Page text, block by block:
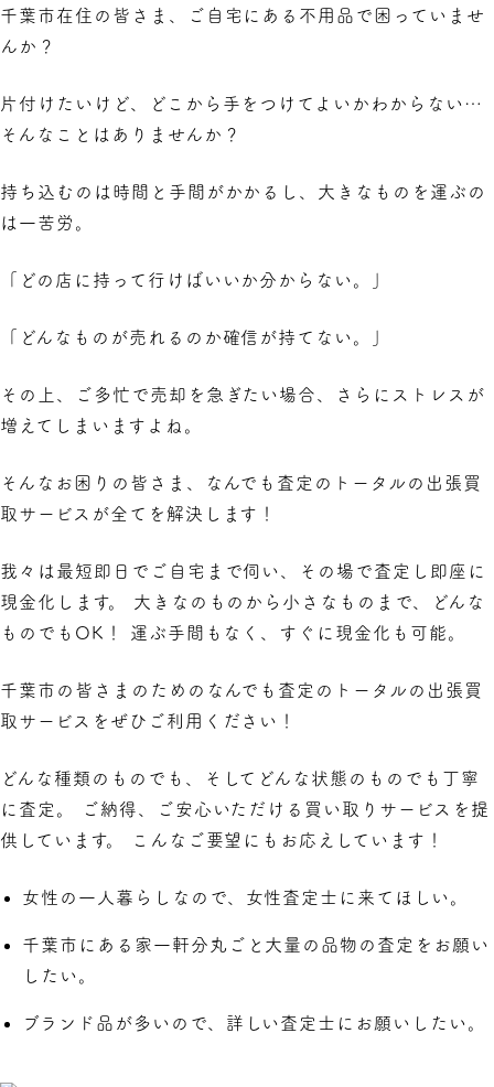
千葉市在住の皆さま、ご自宅にある不用品で困っていませ
んか？
片付けたいけど、どこから手をつけてよいかわからない…
そんなことはありませんか？
持ち込むのは時間と手間がかかるし、大きなものを運ぶの
は一苦労。
「どの店に持って行けばいいか分からない。」
「どんなものが売れるのか確信が持てない。」
その上、ご多忙で売却を急ぎたい場合、さらにストレスが
増えてしまいますよね。
そんなお困りの皆さま、なんでも査定のトータルの 出張買
取 サービスが全てを解決します！
我々は最短即日でご自宅まで伺い、その場で査定し即座に
現金化します。 大きなのものから小さなものまで、どんな
ものでもOK！ 運ぶ手間もなく、すぐに現金化も可能。
千葉市の皆さまのためのなんでも査定のトータルの出張買
取サービスをぜひご利用ください！
どんな種類のものでも、そしてどんな状態のものでも丁寧
に査定。 ご納得、ご安心いただける買い取りサービスを提
供しています。 こんなご要望にもお応えしています！
女性の一人暮らしなので、女性査定士に来てほしい。
千葉市にある家一軒分丸ごと大量の品物の査定をお願い
したい。
ブランド品が多いので、詳しい査定士にお願いしたい。